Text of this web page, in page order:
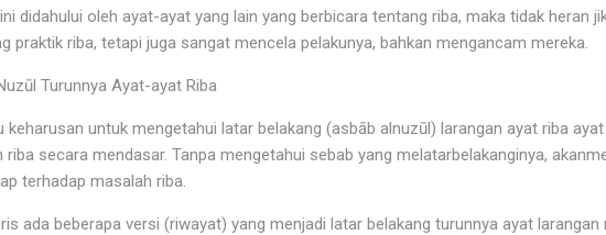
didahului oleh ayat-ayat yang lain yang berbicara tentang riba, maka tidak heran
praktik riba, tetapi juga sangat mencela pelakunya, bahkan mengancam mereka.
Turunnya Ayat-ayat Riba
keharusan untuk mengetahui latar belakang (asbāb alnuzūl) larangan ayat riba
riba secara mendasar. Tanpa mengetahui sebab yang melatarbelakanginya,
terhadap masalah riba.
ada beberapa versi (riwayat) yang menjadi latar belakang turunnya ayat larangan